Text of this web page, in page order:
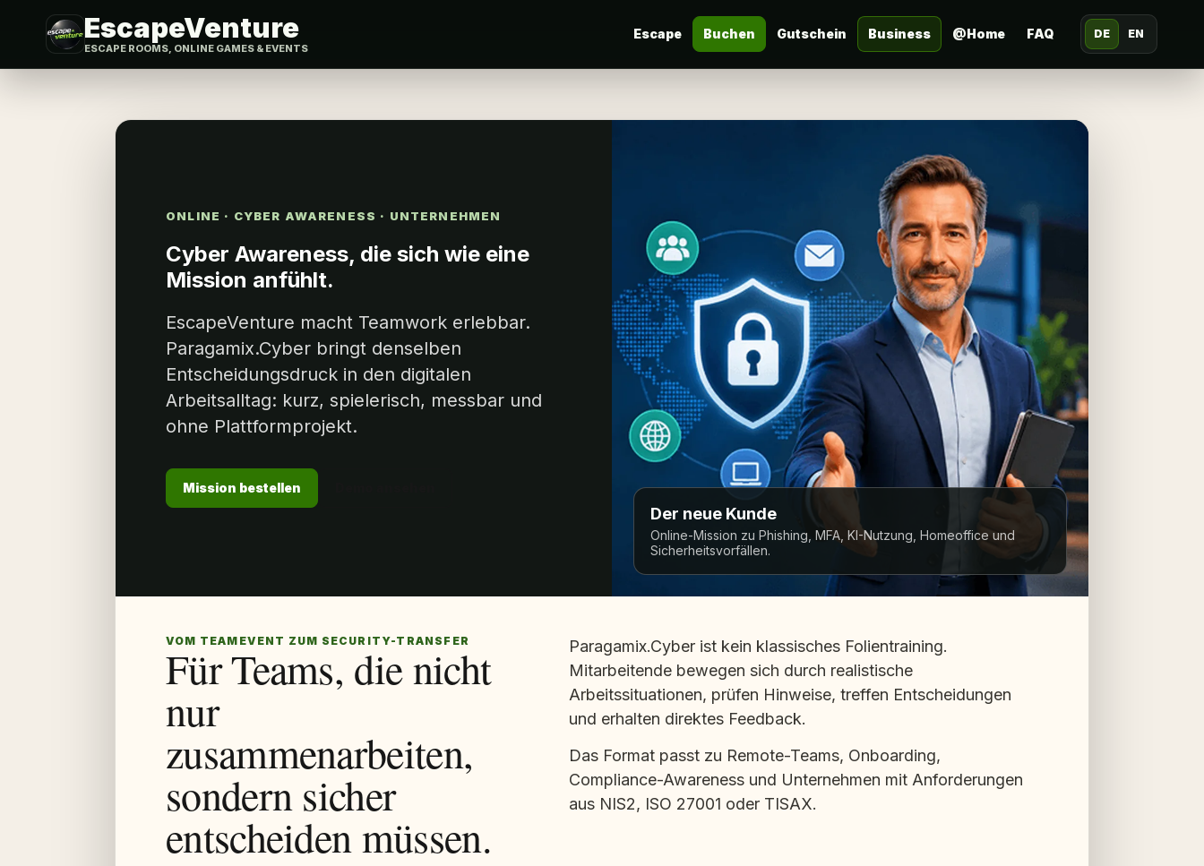
EscapeVenture
ESCAPE ROOMS, ONLINE GAMES & EVENTS
Escape Buchen Gutschein Business @Home FAQ DE EN
ONLINE · CYBER AWARENESS · UNTERNEHMEN
Cyber Awareness, die sich wie eine
Mission anfühlt.
EscapeVenture macht Teamwork erlebbar.
Paragamix.Cyber bringt denselben
Entscheidungsdruck in den digitalen
Arbeitsalltag: kurz, spielerisch, messbar und
ohne Plattformprojekt.
Mission bestellen
Der neue Kunde
Online-Mission zu Phishing, MFA, KI-Nutzung, Homeoffice und
Sicherheitsvorfällen.
VOM TEAMEVENT ZUM SECURITY-TRANSFER
Für Teams, die nicht
nur
zusammenarbeiten,
sondern sicher
entscheiden müssen.
Paragamix.Cyber ist kein klassisches Folientraining.
Mitarbeitende bewegen sich durch realistische
Arbeitssituationen, prüfen Hinweise, treffen Entscheidungen
und erhalten direktes Feedback.
Das Format passt zu Remote-Teams, Onboarding,
Compliance-Awareness und Unternehmen mit Anforderungen
aus NIS2, ISO 27001 oder TISAX.